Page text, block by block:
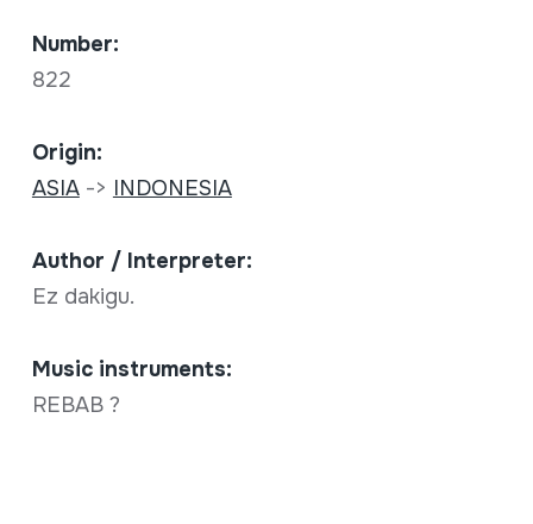
Number:
822
Origin:
ASIA-> INDONESIA
Author / Interpreter:
Ez dakigu.
Music instruments:
REBAB ?